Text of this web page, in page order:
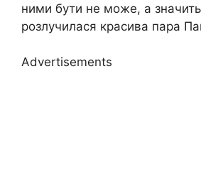
ними бути не може, а значить
розлучилася красива пара
Advertisements